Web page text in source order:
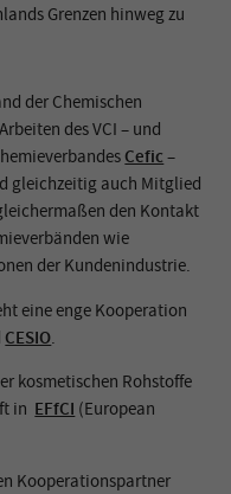
Grenzen hinweg zu
der Chemischen
des VCI – und
Cefic –
gleichzeitig auch Mitglied
den Kontakt
wie
der Kundenindustrie.
eine enge Kooperation
CESIO.
kosmetischen Rohstoffe
in EFfCI (European
Kooperationspartner